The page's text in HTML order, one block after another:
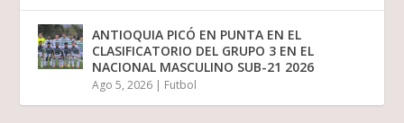
ANTIOQUIA PICÓ EN PUNTA EN EL
CLASIFICATORIO DEL GRUPO 3 EN EL
NACIONAL MASCULINO SUB-21 2026
Ago 5, 2026 | Futbol